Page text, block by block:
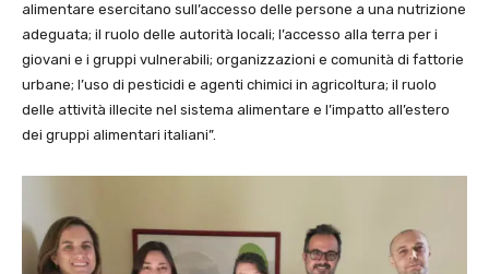
alimentare esercitano sull’accesso delle persone a una nutrizione
adeguata; il ruolo delle autorità locali; l’accesso alla terra per i
giovani e i gruppi vulnerabili; organizzazioni e comunità di fattorie
urbane; l’uso di pesticidi e agenti chimici in agricoltura; il ruolo
delle attività illecite nel sistema alimentare e l’impatto all’estero
dei gruppi alimentari italiani”.